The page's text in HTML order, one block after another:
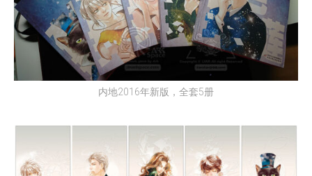
内地2016年新版，全套5册